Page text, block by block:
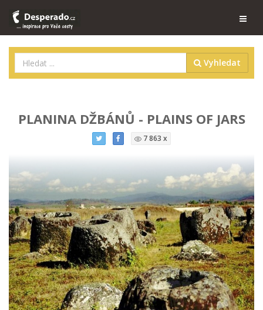
Vyhledat
PLANINA DŽBÁNŮ - PLAINS OF JARS
7 863 x